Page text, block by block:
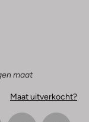
maat
Maat uitverkocht?